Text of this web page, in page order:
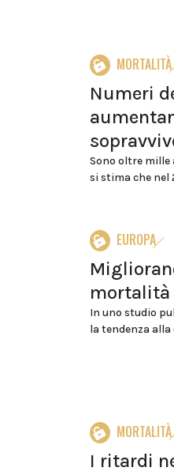
MORTALITÀ
Numeri
Sono oltre mille
si stima che nel
EUROPA
mortalità
In uno studio
la tendenza
MORTALITÀ
I ritardi